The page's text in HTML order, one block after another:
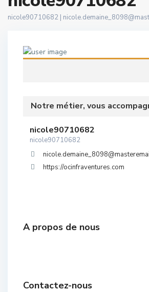
nicole90710682 |
Notre métier, vous
nicole90710682
nicole90710682
https://ocinfraventures.com
A propos de nous
Contactez-nous